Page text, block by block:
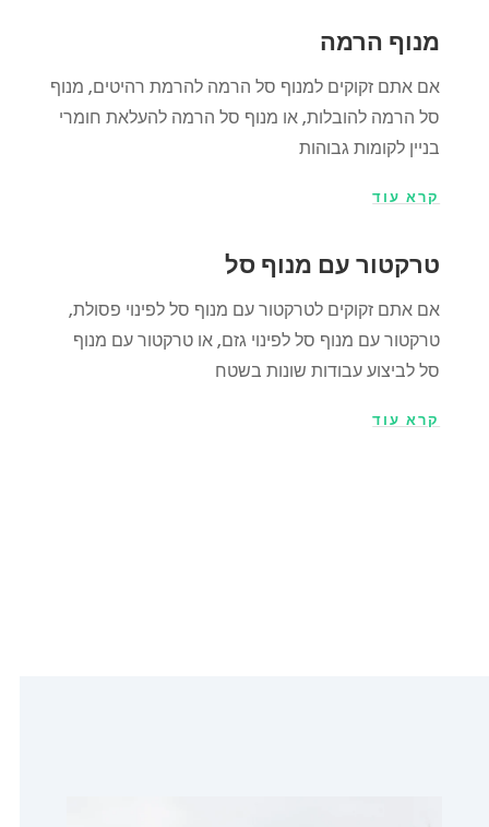
מנוף הרמה
אם אתם זקוקים למנוף סל הרמה להרמת רהיטים, מנוף
סל הרמה להובלות, או מנוף סל הרמה להעלאת חומרי
בניין לקומות גבוהות
קרא עוד
טרקטור עם מנוף סל
אם אתם זקוקים לטרקטור עם מנוף סל לפינוי פסולת,
טרקטור עם מנוף סל לפינוי גזם, או טרקטור עם מנוף
סל לביצוע עבודות שונות בשטח
קרא עוד